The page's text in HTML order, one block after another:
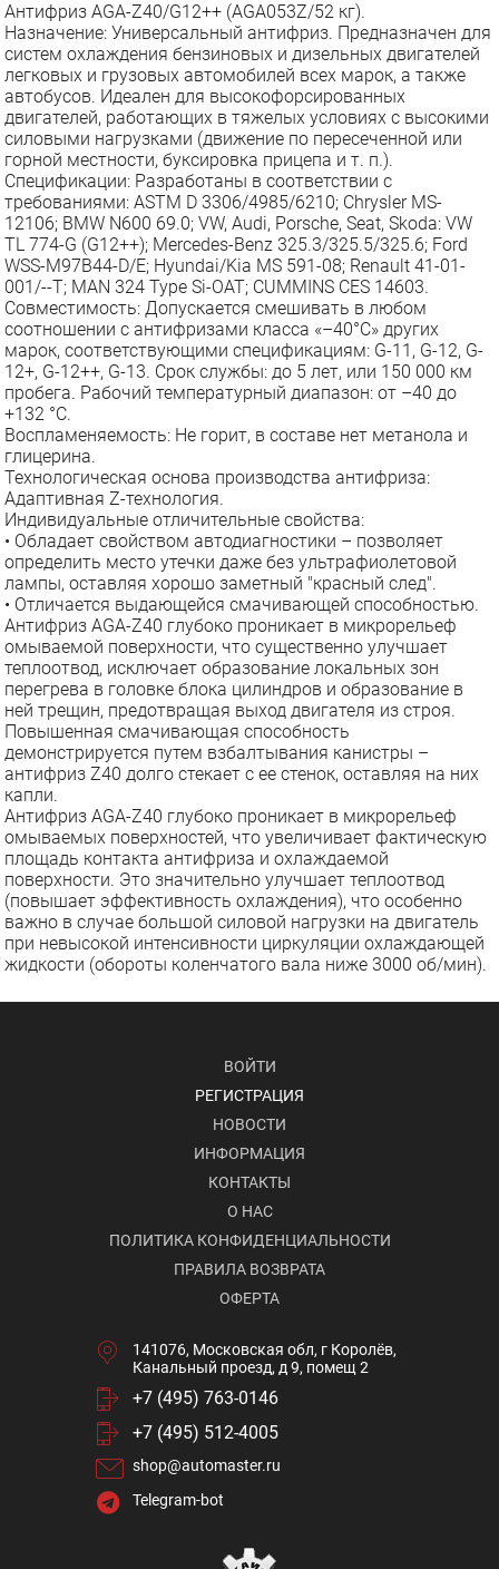
Антифриз AGA-Z40/G12++ (AGA053Z/52 кг).
Назначение: Универсальный антифриз. Предназначен для
систем охлаждения бензиновых и дизельных двигателей
легковых и грузовых автомобилей всех марок, а также
автобусов. Идеален для высокофорсированных
двигателей, работающих в тяжелых условиях с высокими
силовыми нагрузками (движение по пересеченной или
горной местности, буксировка прицепа и т. п.).
Спецификации: Разработаны в соответствии с
требованиями: ASTM D 3306/4985/6210; Chrysler MS-
12106; BMW N600 69.0; VW, Audi, Porsche, Seat, Skoda: VW
TL 774-G (G12++); Mercedes-Benz 325.3/325.5/325.6; Ford
WSS-M97B44-D/E; Hyundai/Kia MS 591-08; Renault 41-01-
001/--T; MAN 324 Type Si-OAT; CUMMINS CES 14603.
Совместимость: Допускается смешивать в любом
соотношении с антифризами класса «–40°С» других
марок, соответствующими спецификациям: G-11, G-12, G-
12+, G-12++, G-13. Срок службы: до 5 лет, или 150 000 км
пробега. Рабочий температурный диапазон: от –40 до
+132 °C.
Воспламеняемость: Не горит, в составе нет метанола и
глицерина.
Технологическая основа производства антифриза:
Адаптивная Z-технология.
Индивидуальные отличительные свойства:
• Обладает свойством автодиагностики – позволяет
определить место утечки даже без ультрафиолетовой
лампы, оставляя хорошо заметный "красный след".
• Отличается выдающейся смачивающей способностью.
Антифриз AGA-Z40 глубоко проникает в микрорельеф
омываемой поверхности, что существенно улучшает
теплоотвод, исключает образование локальных зон
перегрева в головке блока цилиндров и образование в
ней трещин, предотвращая выход двигателя из строя.
Повышенная смачивающая способность
демонстрируется путем взбалтывания канистры –
антифриз Z40 долго стекает с ее стенок, оставляя на них
капли.
Антифриз AGA-Z40 глубоко проникает в микрорельеф
омываемых поверхностей, что увеличивает фактическую
площадь контакта антифриза и охлаждаемой
поверхности. Это значительно улучшает теплоотвод
(повышает эффективность охлаждения), что особенно
важно в случае большой силовой нагрузки на двигатель
при невысокой интенсивности циркуляции охлаждающей
жидкости (обороты коленчатого вала ниже 3000 об/мин).
ВОЙТИ
РЕГИСТРАЦИЯ
НОВОСТИ
ИНФОРМАЦИЯ
КОНТАКТЫ
О НАС
ПОЛИТИКА КОНФИДЕНЦИАЛЬНОСТИ
ПРАВИЛА ВОЗВРАТА
ОФЕРТА
141076, Московская обл, г Королёв,
Канальный проезд, д 9, помещ 2
+7 (495) 763-0146
+7 (495) 512-4005
shop@automaster.ru
Telegram-bot